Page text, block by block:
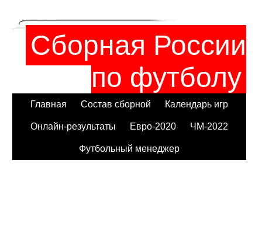
Сборная России
по футболу
Главная Состав сборной Календарь игр
Онлайн-результаты Евро-2020 ЧМ-2022
Футбольный менеджер